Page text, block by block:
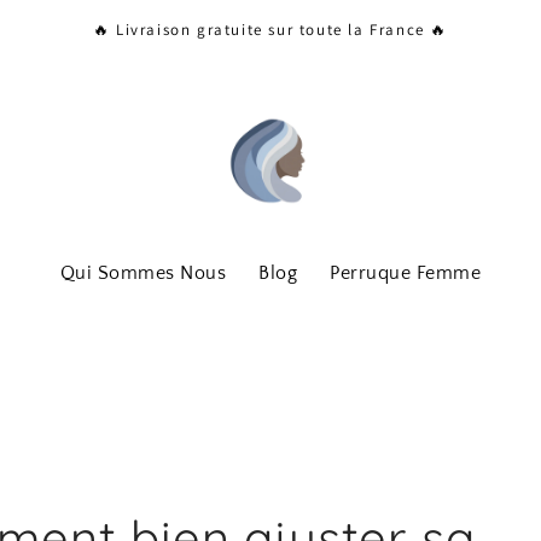
🔥 Livraison gratuite sur toute la France 🔥
Qui Sommes Nous Blog Perruque Femme